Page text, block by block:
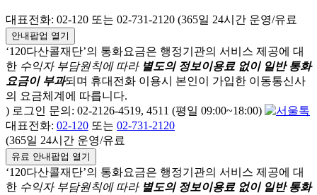
대표전화: 02-120 또는 02-731-2120 (365일 24시간 운영/유료
안내팝업 열기
‘120다산콜재단’의 통화요금은 행정기관의 서비스 제공에 대
한 수익자 부담원칙에 따라 별도의 정보이용료 없이 일반 통화
요금이 부과되며 휴대전화 이용시 본인이 가입한 이동통신사
의 요금체계에 따릅니다.
) 로그인 문의: 02-2126-4519, 4511 (평일 09:00~18:00)
대표전화: 02-120 또는 02-731-2120
(365일 24시간 운영/유료
유료 안내팝업 열기
‘120다산콜재단’의 통화요금은 행정기관의 서비스 제공에 대
한 수익자 부담원칙에 따라 별도의 정보이용료 없이 일반 통화